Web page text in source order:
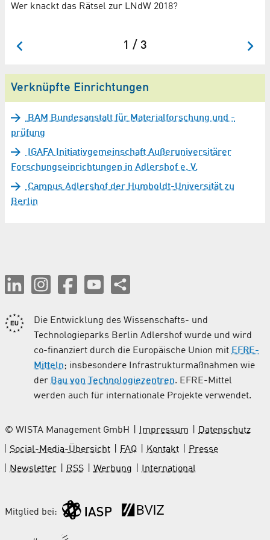
Wer knackt das Rätsel zur LNdW 2018?
1 / 3
Verknüpfte Einrichtungen
BAM Bundesanstalt für Materialforschung und -
prüfung
IGAFA Initiativgemeinschaft Außeruniversitärer
Forschungseinrichtungen in Adlershof e. V.
Campus Adlershof der Humboldt-Universität zu
Berlin
Die Entwicklung des Wissenschafts- und
Technologieparks Berlin Adlershof wurde und wird
co-finanziert durch die Europäische Union mit EFRE-
Mitteln; insbesondere Infrastrukturmaßnahmen wie
der Bau von Technologiezentren. EFRE-Mittel
werden auch für internationale Projekte verwendet.
© WISTA Management GmbH Impressum
Datenschutz
Social-Media-Übersicht
FAQ Kontakt
Presse
Newsletter
RSS Werbung International
Mitglied bei: